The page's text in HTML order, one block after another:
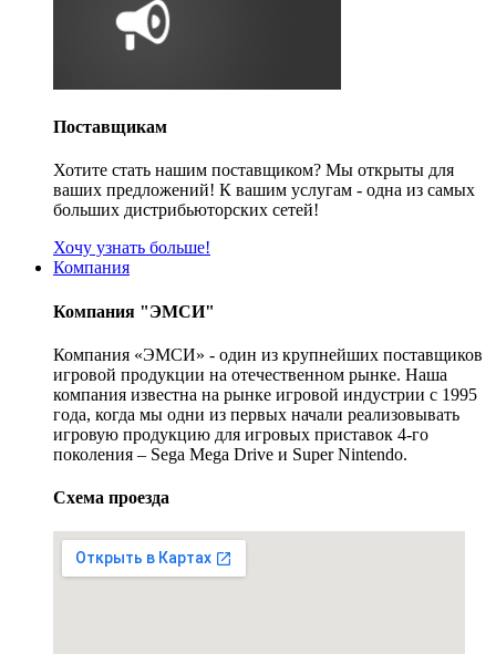
Поставщикам
Хотите стать нашим поставщиком? Мы открыты для
ваших предложений! К вашим услугам - одна из самых
больших дистрибьюторских сетей!
Хочу узнать больше!
Компания
Компания "ЭМСИ"
Компания «ЭМСИ» - один из крупнейших поставщиков
игровой продукции на отечественном рынке. Наша
компания известна на рынке игровой индустрии с 1995
года, когда мы одни из первых начали реализовывать
игровую продукцию для игровых приставок 4-го
поколения – Sega Mega Drive и Super Nintendo.
Схема проезда